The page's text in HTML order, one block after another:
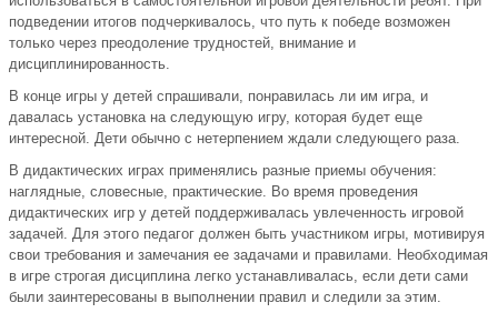
подведении итогов подчеркивалось, что путь к победе возможен
только через преодоление трудностей, внимание и
дисциплинированность.
В конце игры у детей спрашивали, понравилась ли им игра, и
давалась установка на следующую игру, которая будет еще
интересной. Дети обычно с нетерпением ждали следующего раза.
В дидактических играх применялись разные приемы обучения:
наглядные, словесные, практические. Во время проведения
дидактических игр у детей поддерживалась увлеченность игровой
задачей. Для этого педагог должен быть участником игры, мотивируя
свои требования и замечания ее задачами и правилами. Необходимая
в игре строгая дисциплина легко устанавливалась, если дети сами
были заинтересованы в выполнении правил и следили за этим.